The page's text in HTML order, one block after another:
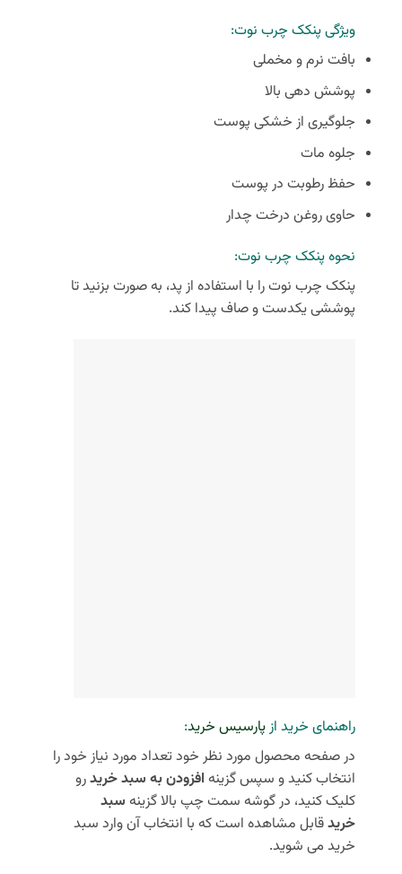
ویژگی پنکک چرب نوت:
بافت نرم و مخملی
پوشش دهی بالا
جلوگیری از خشکی پوست
جلوه مات
حفظ رطوبت در پوست
حاوی روغن درخت چدار
نحوه پنکک چرب نوت:
پنکک چرب نوت را با استفاده از پد، به صورت بزنید تا
پوششی یکدست و صاف پیدا کند.
راهنمای خرید ازپارسیس خرید:
در صفحه محصول مورد نظر خود تعداد مورد نیاز خود را
انتخاب کنید و سپس گزینه افزودن به سبد خریدرو
کلیک کنید، در گوشه سمت چپ بالا گزینه سبد
خریدقابل مشاهده است که با انتخاب آن وارد سبد
خرید می شوید.